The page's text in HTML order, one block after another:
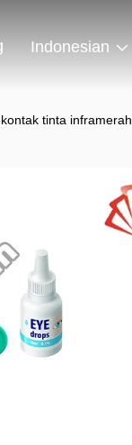
Indonesian
tinta inframerah